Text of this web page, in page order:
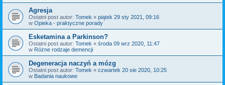
Agresja
Ostatni post autor: Tomek « piątek 29 sty 2021, 09:16
w Opieka - praktyczne porady
Esketamina a Parkinson?
Ostatni post autor: Tomek « środa 09 wrz 2020, 11:47
w Różne rodzaje demencji
Degeneracja naczyń a mózg
Ostatni post autor: Tomek « czwartek 20 sie 2020, 10:25
w Badania naukowe